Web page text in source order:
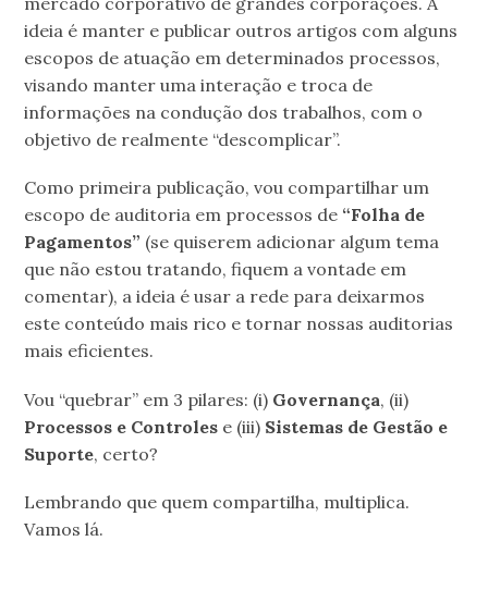
ideia é manter e publicar outros artigos com alguns
escopos de atuação em determinados processos,
visando manter uma interação e troca de
informações na condução dos trabalhos, com o
objetivo de realmente “descomplicar”.
Como primeira publicação, vou compartilhar um
escopo de auditoria em processos de “Folha de
Pagamentos” (se quiserem adicionar algum tema
que não estou tratando, fiquem a vontade em
comentar), a ideia é usar a rede para deixarmos
este conteúdo mais rico e tornar nossas auditorias
mais eficientes.
Vou “quebrar” em 3 pilares: (i) Governança, (ii)
Processos e Controles e (iii) Sistemas de Gestão e
Suporte, certo?
Lembrando que quem compartilha, multiplica.
Vamos lá.